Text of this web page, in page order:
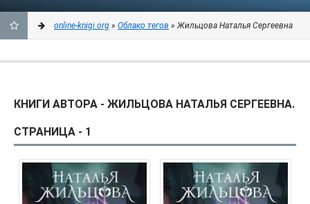
ЗАКЛАДКИ
online-knigi.org » Облако тегов » Жильцова Наталья Сергеевна
КНИГИ АВТОРА - ЖИЛЬЦОВА НАТАЛЬЯ СЕРГЕЕВНА.
СТРАНИЦА - 1